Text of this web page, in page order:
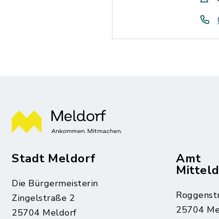
Stadt Meldorf
Die Bürgermeisterin
Zingelstraße 2
25704 Meldorf
Amt
25704